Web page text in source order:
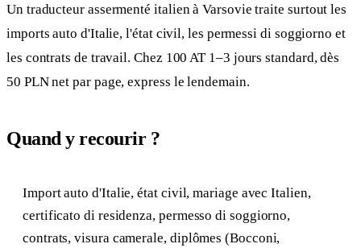
Un traducteur assermenté italien à Varsovie traite surtout les
imports auto d'Italie, l'état civil, les permessi di soggiorno et
les contrats de travail. Chez 100 AT 1–3 jours standard, dès
50 PLN net par page, express le lendemain.
Quand y recourir ?
Import auto d'Italie, état civil, mariage avec Italien,
certificato di residenza, permesso di soggiorno,
contrats, visura camerale, diplômes (Bocconi,